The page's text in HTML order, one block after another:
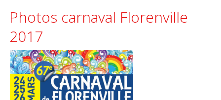
Photos carnaval Florenville
2017